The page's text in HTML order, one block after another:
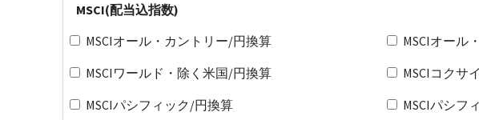
MSCI(配当込指数)
MSCIオール・カントリー/円換算
MSCIオール
MSCIワールド・除く米国/円換算
MSCIコクサ
MSCIパシフィック/円換算
MSCIパシフ